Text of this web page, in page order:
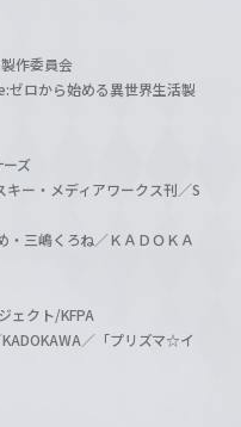
作委員会
ゼロから始める異世界生活製
ズ
ー・メディアワークス刊／S
三嶋くろね／ＫＡＤＯＫＡ
ェクト/KFPA
／「プリズマ☆イ